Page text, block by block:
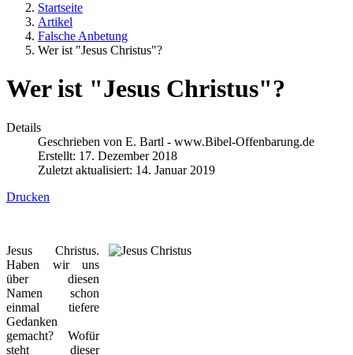
Startseite
Artikel
Falsche Anbetung
Wer ist "Jesus Christus"?
Wer ist "Jesus Christus"?
Details
Geschrieben von E. Bartl - www.Bibel-Offenbarung.de
Erstellt: 17. Dezember 2018
Zuletzt aktualisiert: 14. Januar 2019
Drucken
Jesus Christus.
Haben wir uns
über diesen
Namen schon
einmal tiefere
Gedanken
gemacht? Wofür
steht dieser